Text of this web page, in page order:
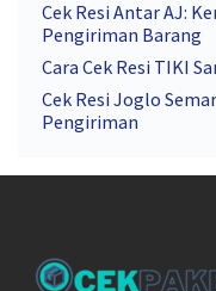
Cek Resi Antar AJ:
Pengiriman Barang
Cara Cek Resi TIKI
Cek Resi Joglo
Pengiriman